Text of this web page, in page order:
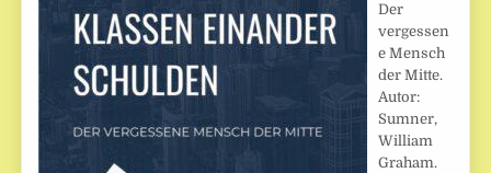
Der
vergessen
e Mensch
der Mitte.
Autor:
Sumner,
William
Graham.